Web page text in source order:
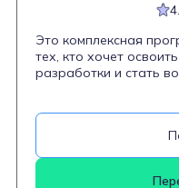
Это комплексная
тех, кто хочет
разработки и стать
приложений — от
написания серверной
данных. Программа